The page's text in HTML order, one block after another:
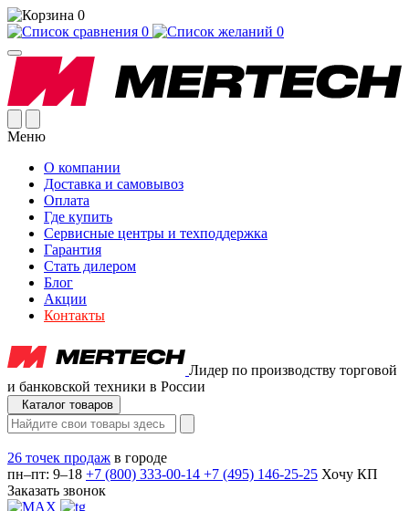
0
0
0
Меню
О компании
Доставка и самовывоз
Оплата
Где купить
Сервисные центры и техподдержка
Гарантия
Стать дилером
Блог
Акции
Контакты
Лидер по производству торговой
и банковской техники в России
Каталог товаров
26 точек продаж в городе
пн–пт: 9–18 +7 (800) 333-00-14 +7 (495) 146-25-25 Хочу КП
Заказать звонок